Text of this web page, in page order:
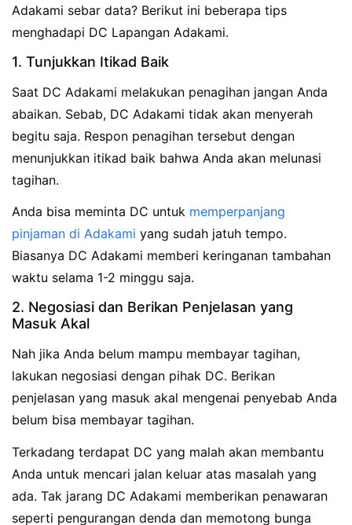
Adakami sebar data? Berikut ini beberapa tips
menghadapi DC Lapangan Adakami.
1. Tunjukkan Itikad Baik
Saat DC Adakami melakukan penagihan jangan Anda
abaikan. Sebab, DC Adakami tidak akan menyerah
begitu saja. Respon penagihan tersebut dengan
menunjukkan itikad baik bahwa Anda akan melunasi
tagihan.
Anda bisa meminta DC untuk memperpanjang
pinjaman di Adakami yang sudah jatuh tempo.
Biasanya DC Adakami memberi keringanan tambahan
waktu selama 1-2 minggu saja.
2. Negosiasi dan Berikan Penjelasan yang
Masuk Akal
Nah jika Anda belum mampu membayar tagihan,
lakukan negosiasi dengan pihak DC. Berikan
penjelasan yang masuk akal mengenai penyebab Anda
belum bisa membayar tagihan.
Terkadang terdapat DC yang malah akan membantu
Anda untuk mencari jalan keluar atas masalah yang
ada. Tak jarang DC Adakami memberikan penawaran
seperti pengurangan denda dan memotong bunga